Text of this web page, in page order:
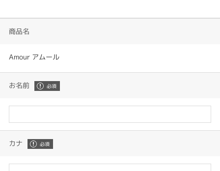
商品名
Amour アムール
お名前
カナ